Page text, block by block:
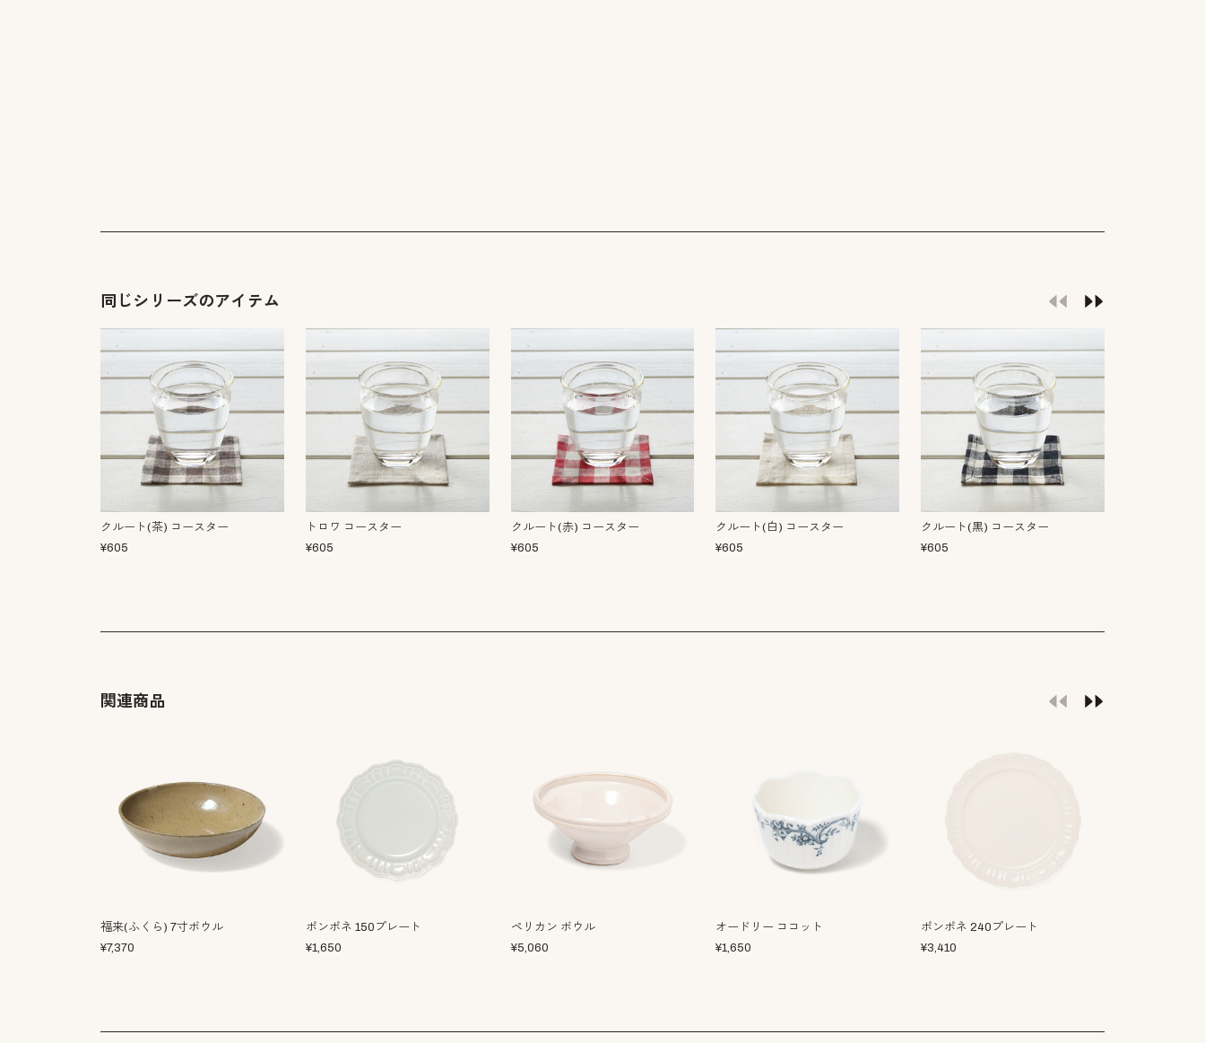
同じシリーズのアイテム
クルート(茶) コースター
¥605
トロワ コースター
¥605
クルート(赤) コースター
¥605
クルート(白) コースター
¥605
クルート(黒) コースター
¥605
関連商品
福来(ふくら) 7寸ボウル
¥7,370
ポンポネ 150プレート
¥1,650
ペリカン ボウル
¥5,060
オードリー ココット
¥1,650
ポンポネ 240プレート
¥3,410